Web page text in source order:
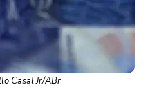
Casal Jr/ABr